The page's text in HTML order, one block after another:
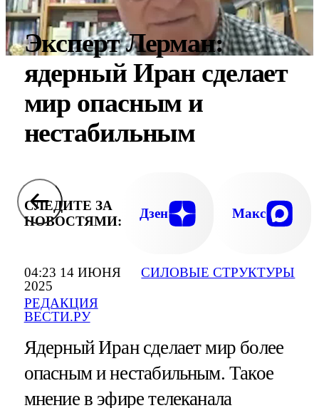
04:23 14 ИЮНЯ
2025
РЕДАКЦИЯ
ВЕСТИ.РУ
СИЛОВЫЕ СТРУКТУРЫ
Эксперт Лерман:
ядерный Иран сделает
мир опасным и
нестабильным
СЛЕДИТЕ ЗА
НОВОСТЯМИ:
Дзен Макс
Ядерный Иран сделает мир более
опасным и нестабильным. Такое
мнение в эфире телеканала